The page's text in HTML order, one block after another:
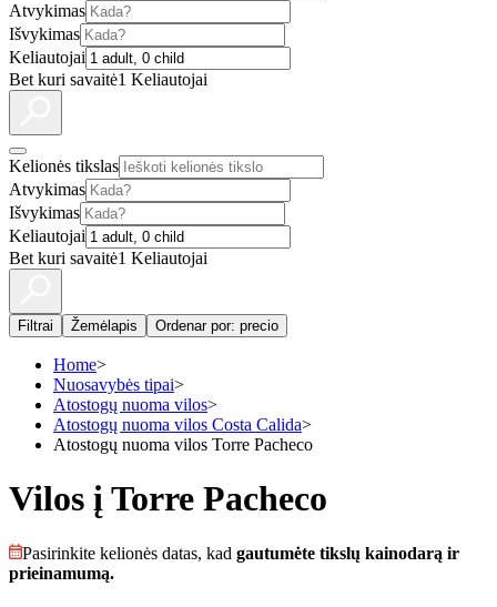
Atvykimas
Išvykimas
Keliautojai
Bet kuri savaitė1 Keliautojai
Kelionės tikslas
Atvykimas
Išvykimas
Keliautojai
Bet kuri savaitė1 Keliautojai
Filtrai Žemėlapis Ordenar por: precio
Home>
Nuosavybės tipai>
Atostogų nuoma vilos>
Atostogų nuoma vilos Costa Calida>
Atostogų nuoma vilos Torre Pacheco
Vilos į Torre Pacheco
Pasirinkite kelionės datas, kad gautumėte tikslų kainodarą ir
prieinamumą.